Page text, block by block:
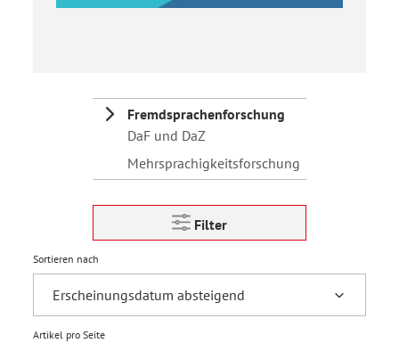
Fremdsprachenforschung
DaF und DaZ
Mehrsprachigkeitsforschung
Filter
Sortieren nach
Artikel pro Seite